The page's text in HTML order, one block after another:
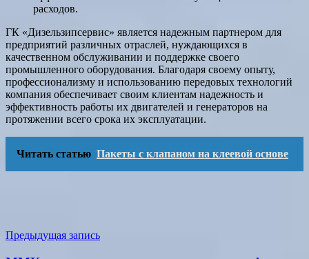
расходов.
ГК «Дизельзипсервис» является надежным партнером для
предприятий различных отраслей, нуждающихся в
качественном обслуживании и поддержке своего
промышленного оборудования. Благодаря своему опыту,
профессионализму и использованию передовых технологий
компания обеспечивает своим клиентам надежность и
эффективность работы их двигателей и генераторов на
протяжении всего срока их эксплуатации.
Читать статью Пакеты с клапаном на клеевой основе
Навигация
Предыдущая запись